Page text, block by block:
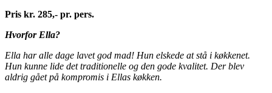
Pris kr. 285,- pr. pers.
Hvorfor Ella?
Ella har alle dage lavet god mad! Hun elskede at stå i køkkenet.
Hun kunne lide det traditionelle og den gode kvalitet. Der blev
aldrig gået på kompromis i Ellas køkken.